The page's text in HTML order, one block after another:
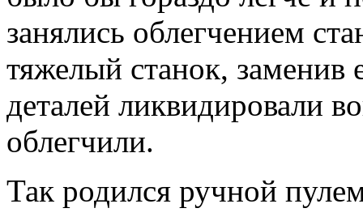
занялись облегчением
тяжелый станок, заменив
деталей ликвидировали
облегчили.
Так родился ручной